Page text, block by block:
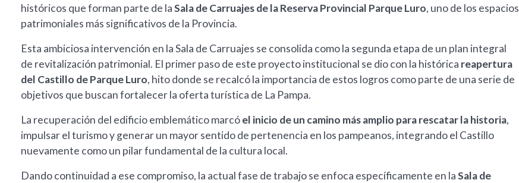
históricos que forman parte de laSala de Carruajes de la Reserva Provincial Parque Luro, uno de los espacios
patrimoniales más significativos de la Provincia.
Esta ambiciosa intervención en la Sala de Carruajes se consolida como la segunda etapa de un plan integral
de revitalización patrimonial. El primer paso de este proyecto institucional se dio con la histórica reapertura
del Castillo de Parque Luro, hito donde se recalcó la importancia de estos logros como parte de una serie de
objetivos que buscan fortalecer la oferta turística de La Pampa.
La recuperación del edificio emblemático marcóel inicio de un camino más amplio para rescatar la historia,
impulsar el turismo y generar un mayor sentido de pertenencia en los pampeanos, integrando el Castillo
nuevamente como un pilar fundamental de la cultura local.
Dando continuidad a ese compromiso, la actual fase de trabajo se enfoca específicamente en laSala de